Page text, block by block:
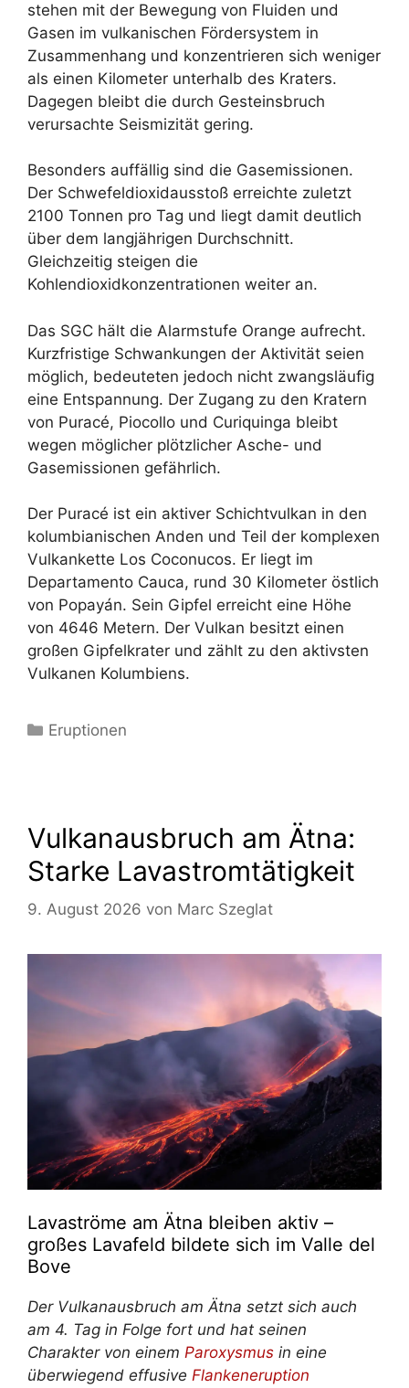
stehen mit der Bewegung von Fluiden und
Gasen im vulkanischen Fördersystem in
Zusammenhang und konzentrieren sich weniger
als einen Kilometer unterhalb des Kraters.
Dagegen bleibt die durch Gesteinsbruch
verursachte Seismizität gering.
Besonders auffällig sind die Gasemissionen.
Der Schwefeldioxidausstoß erreichte zuletzt
2100 Tonnen pro Tag und liegt damit deutlich
über dem langjährigen Durchschnitt.
Gleichzeitig steigen die
Kohlendioxidkonzentrationen weiter an.
Das SGC hält die Alarmstufe Orange aufrecht.
Kurzfristige Schwankungen der Aktivität seien
möglich, bedeuteten jedoch nicht zwangsläufig
eine Entspannung. Der Zugang zu den Kratern
von Puracé, Piocollo und Curiquinga bleibt
wegen möglicher plötzlicher Asche- und
Gasemissionen gefährlich.
Der Puracé ist ein aktiver Schichtvulkan in den
kolumbianischen Anden und Teil der komplexen
Vulkankette Los Coconucos. Er liegt im
Departamento Cauca, rund 30 Kilometer östlich
von Popayán. Sein Gipfel erreicht eine Höhe
von 4646 Metern. Der Vulkan besitzt einen
großen Gipfelkrater und zählt zu den aktivsten
Vulkanen Kolumbiens.
Kategorien
Eruptionen
Vulkanausbruch am Ätna:
Starke Lavastromtätigkeit
9. August 2026 von Marc Szeglat
Lavaströme am Ätna bleiben aktiv –
großes Lavafeld bildete sich im Valle del
Bove
Der Vulkanausbruch am Ätna setzt sich auch
am 4. Tag in Folge fort und hat seinen
Charakter von einem Paroxysmus in eine
überwiegend effusive Flankeneruption